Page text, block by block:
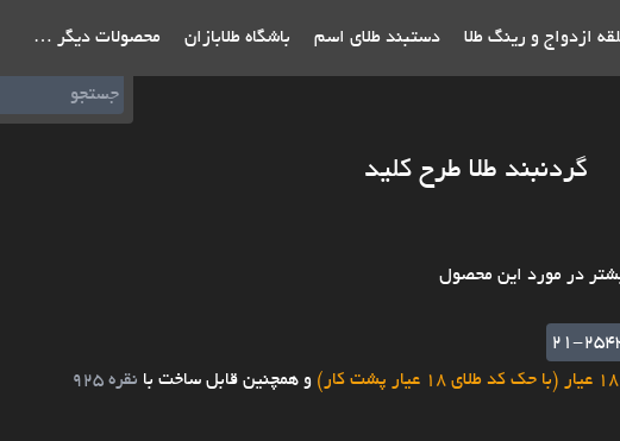
ازدواج و رینگ طلا دستبند طلای اسم باشگاه طلابازان محصولات دیگر …
گردنبند طلا طرح کلید
در مورد این محصول
21-
و همچنین قابل ساخت با نقره 925